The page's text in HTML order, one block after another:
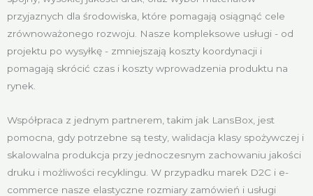
przyjaznych dla środowiska, które pomagają osiągnąć cele
zrównoważonego rozwoju. Nasze kompleksowe usługi - od
projektu po wysyłkę - zmniejszają koszty koordynacji i
pomagają skrócić czas i koszty wprowadzenia produktu na
rynek.
Współpraca z jednym partnerem, takim jak LansBox, jest
pomocna, gdy potrzebne są testy, walidacja klasy spożywczej i
skalowalna produkcja przy jednoczesnym zachowaniu jakości
druku i możliwości recyklingu. W przypadku marek D2C i e-
commerce nasze elastyczne rozmiary zamówień i usługi